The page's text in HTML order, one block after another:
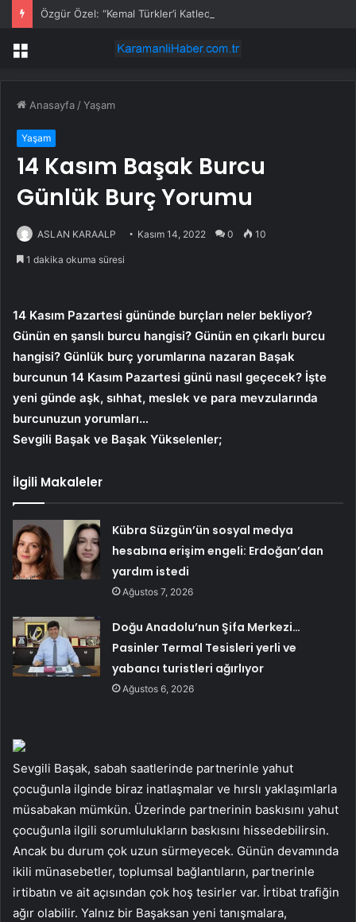
Menü
Anasayfa /Yaşam
Yaşam
14 Kasım Başak Burcu
Günlük Burç Yorumu
ASLAN KARAALP Kasım 14, 2022 0 10
1 dakika okuma süresi
14 Kasım Pazartesi gününde burçları neler bekliyor?
Günün en şanslı burcu hangisi? Günün en çıkarlı burcu
hangisi? Günlük burç yorumlarına nazaran Başak
burcunun 14 Kasım Pazartesi günü nasıl geçecek? İşte
yeni günde aşk, sıhhat, meslek ve para mevzularında
burcunuzun yorumları…
Sevgili Başak ve Başak Yükselenler;
İlgili Makaleler
Kübra Süzgün’ün sosyal medya
hesabına erişim engeli: Erdoğan’dan
yardım istedi
Ağustos 7, 2026
Doğu Anadolu’nun Şifa Merkezi…
Pasinler Termal Tesisleri yerli ve
yabancı turistleri ağırlıyor
Ağustos 6, 2026
Sevgili Başak, sabah saatlerinde partnerinle yahut
çocuğunla ilginde biraz inatlaşmalar ve hırslı yaklaşımlarla
müsabakan mümkün. Üzerinde partnerinin baskısını yahut
çocuğunla ilgili sorumlulukların baskısını hissedebilirsin.
Ancak bu durum çok uzun sürmeyecek. Günün devamında
ikili münasebetler, toplumsal bağlantıların, partnerinle
irtibatın ve ait açısından çok hoş tesirler var. İrtibat trafiğin
ağır olabilir. Yalnız bir Başaksan yeni tanışmalara,